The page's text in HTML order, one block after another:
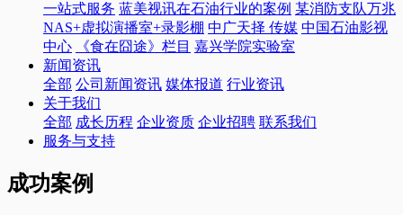
一站式服务 蓝美视讯在石油行业的案例 某消防支队万兆
NAS+虚拟演播室+录影棚 中广天择 传媒 中国石油影视
中心
《食在囧途》栏目 嘉兴学院实验室
新闻资讯
全部 公司新闻资讯 媒体报道 行业资讯
关于我们
全部 成长历程 企业资质 企业招聘 联系我们
服务与支持
成功案例